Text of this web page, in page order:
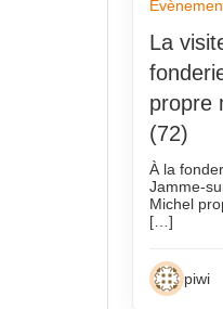
La
propre
(72)
À la
Jamme-
Michel
[…]
piwi